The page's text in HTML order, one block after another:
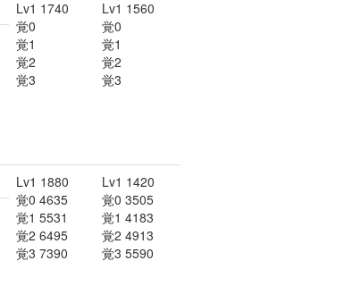
Lv1 1740
覚0
覚1
覚2
覚3
Lv1 1560
覚0
覚1
覚2
覚3
Lv1 1880
覚0 4635
覚1 5531
覚2 6495
覚3 7390
Lv1 1420
覚0 3505
覚1 4183
覚2 4913
覚3 5590